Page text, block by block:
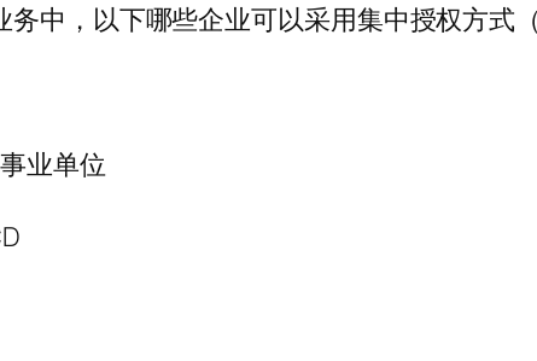
中，以下哪些企业可以采用集中授权方式（
业单位